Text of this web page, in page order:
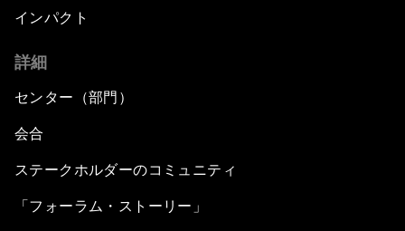
インパクト
詳細
センター（部門）
会合
ステークホルダーのコミュニティ
「フォーラム・ストーリー」